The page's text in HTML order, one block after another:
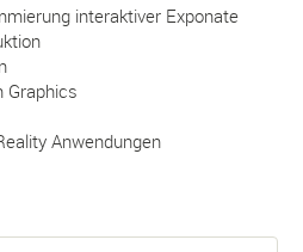
interaktiver Exponate
Graphics
Anwendungen